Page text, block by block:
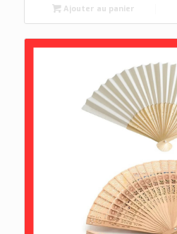
Ajouter au panier